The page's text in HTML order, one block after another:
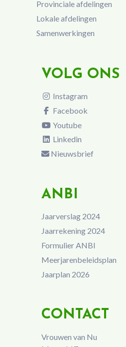
Provinciale afdelingen
Lokale afdelingen
Samenwerkingen
VOLG ONS
Instagram
Facebook
Youtube
Linkedin
Nieuwsbrief
ANBI
Jaarverslag 2024
Jaarrekening 2024
Formulier ANBI
Meerjarenbeleidsplan
Jaarplan 2026
CONTACT
Vrouwen van Nu